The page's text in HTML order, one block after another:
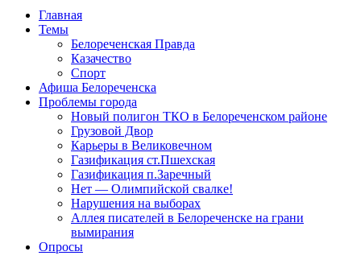
Главная
Темы
Белореченская Правда
Казачество
Спорт
Афиша Белореченска
Проблемы города
Новый полигон ТКО в Белореченском районе
Грузовой Двор
Карьеры в Великовечном
Газификация ст.Пшехская
Газификация п.Заречный
Нет — Олимпийской свалке!
Нарушения на выборах
Аллея писателей в Белореченске на грани
вымирания
Опросы